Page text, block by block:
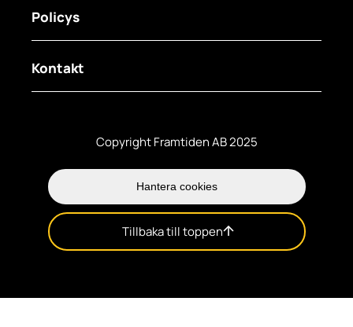
För arbetsgivare
Jobba hos oss
Policys
Synpunkter och Klagomål
Kontakt
E-post: info@framtiden.com
Anmälan till nyhetsbrev
Copyright Framtiden AB 2025
Hantera cookies
Tillbaka till toppen